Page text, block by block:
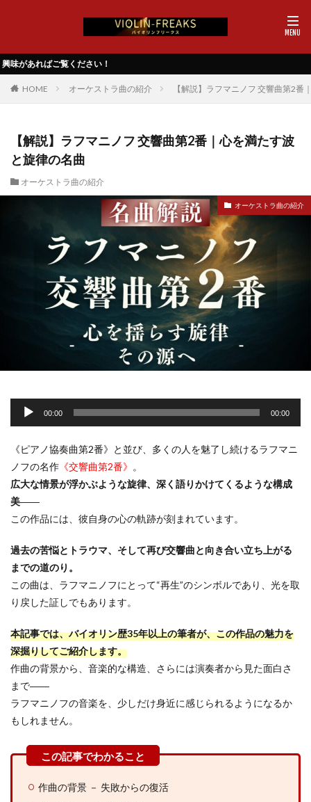
！
HOME オーケストラ曲の紹介 【解説】ラフマニノフ 交響曲第2番
【解説】ラフマニノフ 交響曲第2番｜心を満たす波
と旋律の名曲
オーケストラ曲の紹介
オーケストラ曲の紹介
声
プ
ー
ヤ
00:00 00:00
《ピアノ協奏曲第2番》と並び、多くの人を魅了し続けるラフマニ
ノフの名作 《交響曲第2番》 。
広大な情景が浮かぶような旋律、深く語りかけてくるような構成
美――
この作品には、彼自身の心の軌跡が刻まれています。
過去の苦悩とトラウマ、そして再び交響曲と向き合い立ち上がる
までの道のり。
この曲は、ラフマニノフにとって“再生”のシンボルであり、光を取
り戻した証しでもあります。
本記事では、バイオリン歴35年以上の筆者が、この作品の魅力を
深掘りしてご紹介します。
作曲の背景から、音楽的な構造、さらには演奏者から見た面白さ
まで――
ラフマニノフの音楽を、少しだけ身近に感じられるようになるか
もしれません。
作曲の背景 － 失敗からの復活